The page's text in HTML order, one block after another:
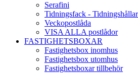
Serafini
Tidningsfack -
Veckopostlåda
VISA ALLA postlådor
FASTIGHETSBOXAR
Fastighetsbox inomhus
Fastighetsbox utomhus
Fastighetsboxar tillbehör